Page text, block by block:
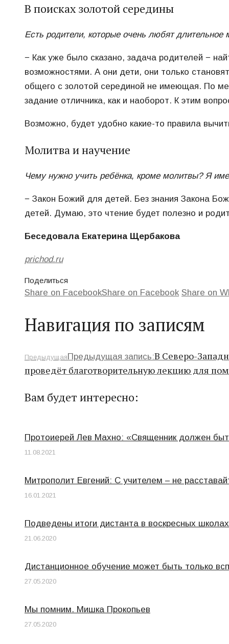
В поисках золотой середины
Есть родители, которые очень любят длительное
− Как уже было сказано, задача родителей −
возможностями. А они дети, они только
общего с золотой серединой не имеющая. По
задание отличника, как и наоборот. К этим
Возможно, будет удобно какие-то правила
Молитва и научение
Чему нужно учить ребёнка, кроме молитвы? Я
− Закон Божий для детей. Без знания Закона
детей. Думаю, это чтение будет полезно и
Беседовала Екатерина Щербакова
prichod.ru
Поделиться
Share on FacebookShare on Facebook Share on
Навигация по записям
Предыдущая Предыдущая запись:В Северо-
проведёт благотворительную лекцию для
Вам будет интересно:
Протоиерей Лев Махно: «Священник должен
11.08.2021
Митрополит Евгений: С учителем – не
16.01.2021
Подведены итоги дистанта в воскресных
21.06.2020
Дистанционное обучение может быть только
27.05.2020
Мы помним. Мишка Прокопьев
27.05.2020